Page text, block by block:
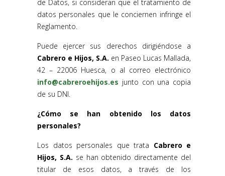
de Datos, si consideran que el tratamiento de
datos personales que le conciernen infringe el
Reglamento.
Puede ejercer sus derechos dirigiéndose a
Cabrero e Hijos, S.A. en Paseo Lucas Mallada,
42 – 22006 Huesca, o al correo electrónico
info@cabreroehijos.es junto con una copia
de su DNI.
¿Cómo se han obtenido los datos
personales?
Los datos personales que trata Cabrero e
Hijos, S.A. se han obtenido directamente del
titular de esos datos, a través de los